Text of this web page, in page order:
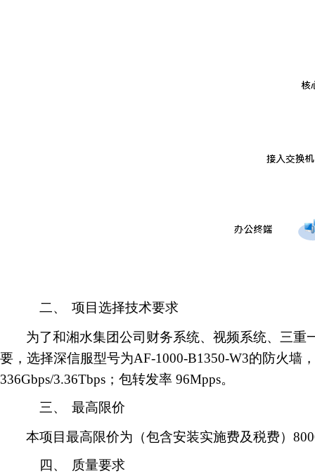
二、
项目选择技术要求
为了和湘水集团公司财务系统、视频系统、三
要，选择深信服型号为AF-1000-B1350-W3的防火墙
336Gbps/3.36Tbps；包转发率 96Mpps。
三、
最高限价
本项目最高限价为（包含安装实施费及税费）
四、
质量要求